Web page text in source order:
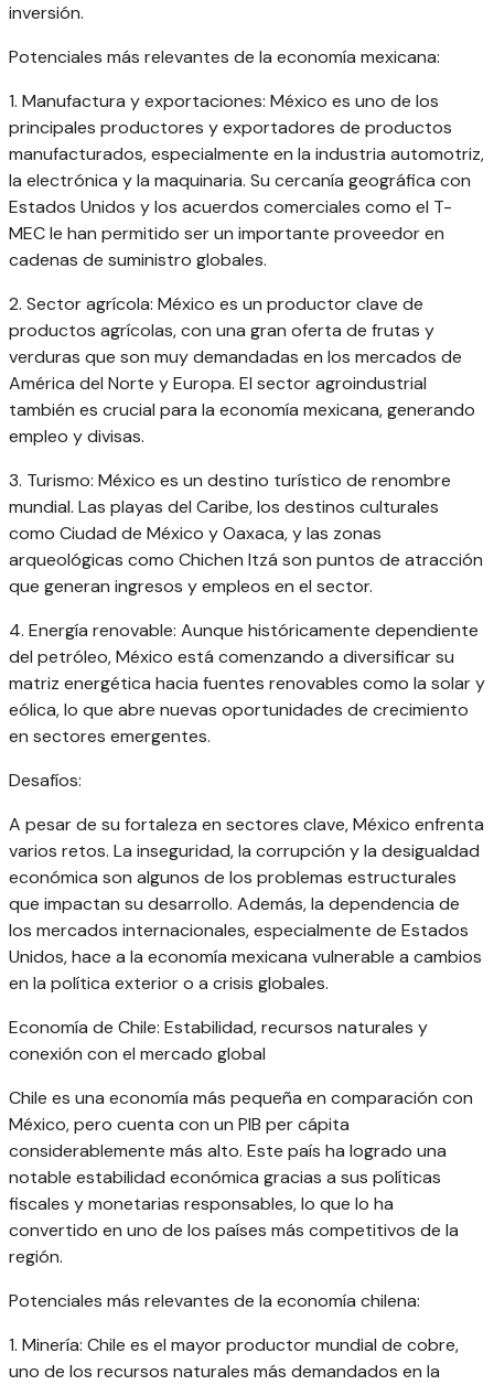
inversión.
Potenciales más relevantes de la economía mexicana:
1. Manufactura y exportaciones: México es uno de los
principales productores y exportadores de productos
manufacturados, especialmente en la industria automotriz,
la electrónica y la maquinaria. Su cercanía geográfica con
Estados Unidos y los acuerdos comerciales como el T-
MEC le han permitido ser un importante proveedor en
cadenas de suministro globales.
2. Sector agrícola: México es un productor clave de
productos agrícolas, con una gran oferta de frutas y
verduras que son muy demandadas en los mercados de
América del Norte y Europa. El sector agroindustrial
también es crucial para la economía mexicana, generando
empleo y divisas.
3. Turismo: México es un destino turístico de renombre
mundial. Las playas del Caribe, los destinos culturales
como Ciudad de México y Oaxaca, y las zonas
arqueológicas como Chichen Itzá son puntos de atracción
que generan ingresos y empleos en el sector.
4. Energía renovable: Aunque históricamente dependiente
del petróleo, México está comenzando a diversificar su
matriz energética hacia fuentes renovables como la solar y
eólica, lo que abre nuevas oportunidades de crecimiento
en sectores emergentes.
Desafíos:
A pesar de su fortaleza en sectores clave, México enfrenta
varios retos. La inseguridad, la corrupción y la desigualdad
económica son algunos de los problemas estructurales
que impactan su desarrollo. Además, la dependencia de
los mercados internacionales, especialmente de Estados
Unidos, hace a la economía mexicana vulnerable a cambios
en la política exterior o a crisis globales.
Economía de Chile: Estabilidad, recursos naturales y
conexión con el mercado global
Chile es una economía más pequeña en comparación con
México, pero cuenta con un PIB per cápita
considerablemente más alto. Este país ha logrado una
notable estabilidad económica gracias a sus políticas
fiscales y monetarias responsables, lo que lo ha
convertido en uno de los países más competitivos de la
región.
Potenciales más relevantes de la economía chilena:
1. Minería: Chile es el mayor productor mundial de cobre,
uno de los recursos naturales más demandados en la